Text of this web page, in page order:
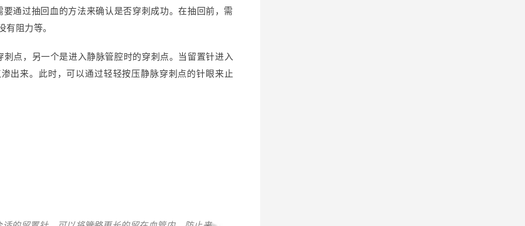
通过抽回血的方法来确认是否穿刺成功。在抽回前，需
阻力等。
点，另一个是进入静脉管腔时的穿刺点。 当留置针进入
出来。 此时，可以通过轻轻按压静脉穿刺点的针眼来止